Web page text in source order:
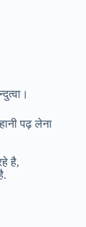
पढ़ लेना
है,